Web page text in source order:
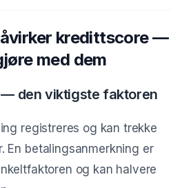
kredittscore —
med dem
den viktigste faktoren
registreres og kan trekke
En betalingsanmerkning er
og kan halvere